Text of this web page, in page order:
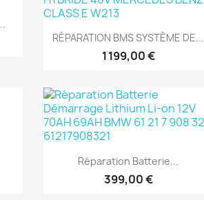
Aperçu rapide
RÉPARATION BMS SYSTÈME DE...
1 199,00 €
Aperçu rapide
Réparation Batterie...
399,00 €